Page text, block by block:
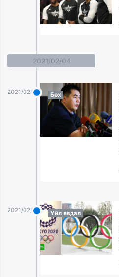
2021/02/04
2021/02/04 Бөх
2021/02/04 Үйл явдал